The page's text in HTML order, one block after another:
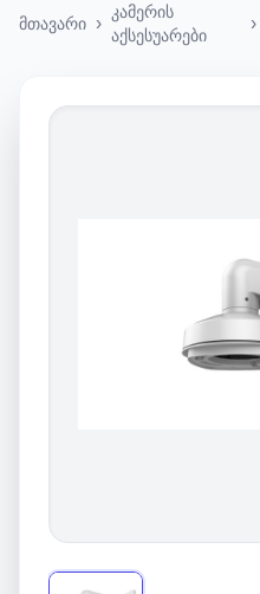
მთავარი ›
კამერის
აქსესუარები
›